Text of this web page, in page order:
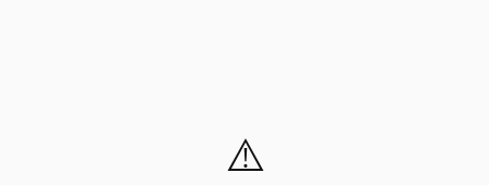
⚠️